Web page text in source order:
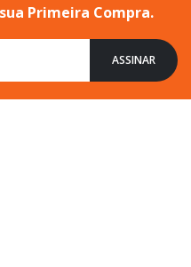
Primeira Compra.
ASSINAR